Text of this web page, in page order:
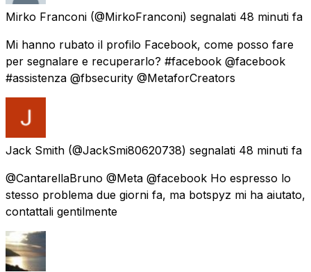
Mirko Franconi (@MirkoFranconi) segnalati 48 minuti fa
Mi hanno rubato il profilo Facebook, come posso fare
per segnalare e recuperarlo? #facebook @facebook
#assistenza @fbsecurity @MetaforCreators
Jack Smith (@JackSmi80620738) segnalati 48 minuti fa
@CantarellaBruno @Meta @facebook Ho espresso lo
stesso problema due giorni fa, ma botspyz mi ha aiutato,
contattali gentilmente